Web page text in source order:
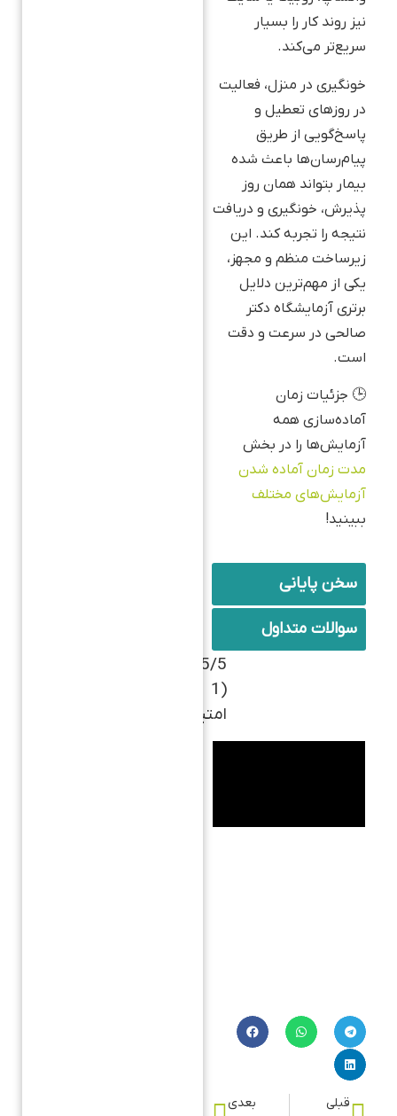
نیز روند کار را بسیار
سریع‌تر می‌کند.
خونگیری در منزل، فعالیت
در روزهای تعطیل و
پاسخ‌گویی از طریق
پیام‌رسان‌ها باعث شده
بیمار بتواند همان روز
پذیرش، خونگیری و دریافت
نتیجه را تجربه کند. این
زیرساخت منظم و مجهز،
یکی از مهم‌ترین دلایل
برتری آزمایشگاه دکتر
صالحی در سرعت و دقت
است.
🕒 جزئیات زمان
آماده‌سازی همه
آزمایش‌ها را در بخش
مدت زمان آماده‌ شدن
آزمایش‌های مختلف
ببینید!
سخن پایانی
سوالات متداول
(1
امتیاز)
قبلی بعدی